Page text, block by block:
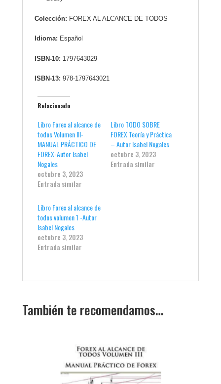
Colección: FOREX AL ALCANCE DE TODOS
Idioma: Español
ISBN-10: 1797643029
ISBN-13: 978-1797643021
Relacionado
Libro Forex al alcance de
todos Volumen III-
MANUAL PRÁCTICO DE
FOREX-Autor Isabel
Nogales
octubre 3, 2023
Entrada similar
Libro TODO SOBRE
FOREX Teoría y Práctica
– Autor Isabel Nogales
octubre 3, 2023
Entrada similar
Libro Forex al alcance de
todos volumen 1 -Autor
Isabel Nogales
octubre 3, 2023
Entrada similar
También te recomendamos…